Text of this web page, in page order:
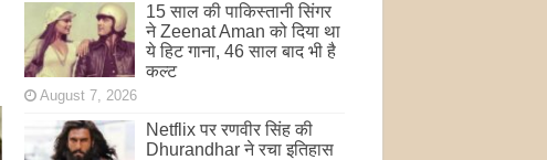
15 साल की पाकिस्तानी सिंगर
ने Zeenat Aman को दिया था
ये हिट गाना, 46 साल बाद भी है
कल्ट
August 7, 2026
Netflix पर रणवीर सिंह की
Dhurandhar ने रचा इतिहास